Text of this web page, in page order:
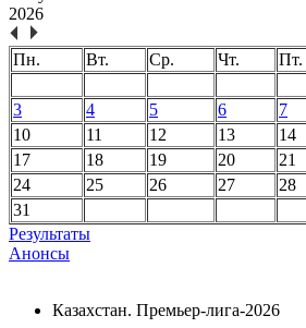
2026
Пн. Вт. Ср. Чт. Пт.
3
4 5 6 7
10
11 12 13 14
17
18 19 20 21
24
25 26 27 28
31
Результаты
Анонсы
Казахстан. Премьер-лига-2026